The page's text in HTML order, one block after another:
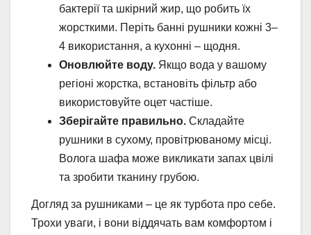
бактерії та шкірний жир, що робить їх
жорсткими. Періть банні рушники кожні 3–
4 використання, а кухонні – щодня.
Оновлюйте воду. Якщо вода у вашому
регіоні жорстка, встановіть фільтр або
використовуйте оцет частіше.
Зберігайте правильно. Складайте
рушники в сухому, провітрюваному місці.
Волога шафа може викликати запах цвілі
та зробити тканину грубою.
Догляд за рушниками – це як турбота про себе.
Трохи уваги, і вони віддячать вам комфортом і